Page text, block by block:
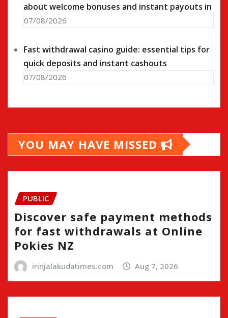
about welcome bonuses and instant payouts in
07/08/2026
Fast withdrawal casino guide: essential tips for
quick deposits and instant cashouts
07/08/2026
YOU MAY HAVE MISSED
PUBLIC
Discover safe payment methods
for fast withdrawals at Online
Pokies NZ
irinjalakudatimes.com Aug 7, 2026